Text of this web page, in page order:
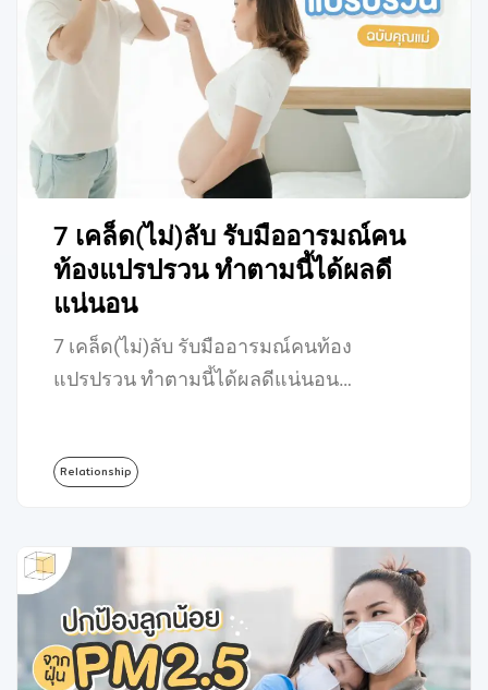
7 เคล็ด(ไม่)ลับ รับมืออารมณ์คน
ท้องแปรปรวน ทำตามนี้ได้ผลดี
แน่นอน
7 เคล็ด(ไม่)ลับ รับมืออารมณ์คนท้อง
แปรปรวน ทำตามนี้ได้ผลดีแน่นอน…
Relationship